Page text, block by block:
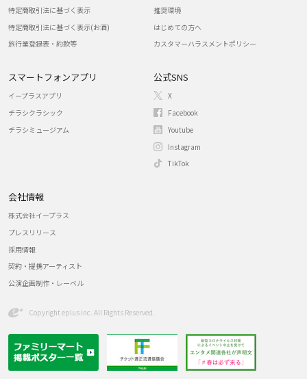
特定商取引法に基づく表示
特定商取引法に基づく表示(お酒)
旅行業登録表・約款等
推奨環境
はじめての方へ
カスタマーハラスメントポリシー
スマートフォンアプリ
イープラスアプリ
チラシクラシック
チラシミュージアム
公式SNS
X
Facebook
Youtube
Instagram
TikTok
会社情報
株式会社イープラス
プレスリリース
採用情報
契約・提携アーティスト
公演企画制作・レーベル
Copyright eplus inc. All Rights Reserved.